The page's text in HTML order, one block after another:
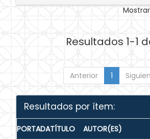
Resultados 1-1
Anterior 1
Resultados por ítem:
PORTADATÍTULO AUTOR(ES)